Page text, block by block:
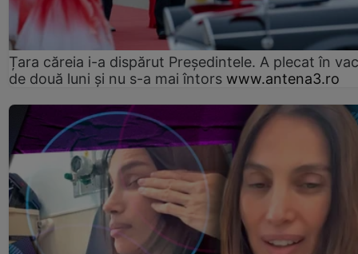
Țara căreia i-a dispărut Președintele. A plecat în
de două luni și nu s-a mai întors www.antena3.ro